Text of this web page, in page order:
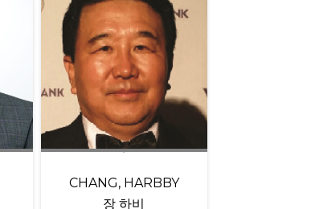
CHANG, HARBBY
장 하비